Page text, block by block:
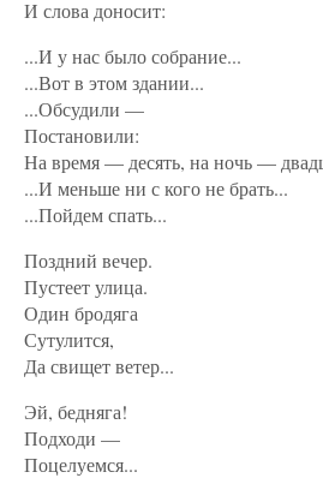
И слова доносит:
...И у нас было собрание...
...Вот в этом здании...
...Обсудили —
Постановили:
На время — десять, на ночь —
...И меньше ни с кого не брать...
...Пойдем спать...
Поздний вечер.
Пустеет улица.
Один бродяга
Сутулится,
Да свищет ветер...
Эй, бедняга!
Подходи —
Поцелуемся...